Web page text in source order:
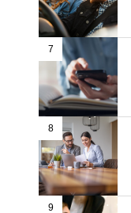
7
8
9